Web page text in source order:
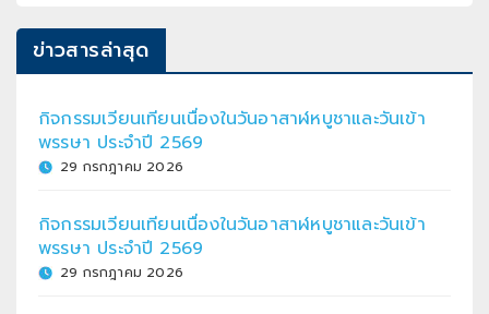
ข่าวสารล่าสุด
กิจกรรมเวียนเทียนเนื่องในวันอาสาฬหบูชาและวันเข้า
พรรษา ประจำปี 2569
29 กรกฎาคม 2026
กิจกรรมเวียนเทียนเนื่องในวันอาสาฬหบูชาและวันเข้า
พรรษา ประจำปี 2569
29 กรกฎาคม 2026